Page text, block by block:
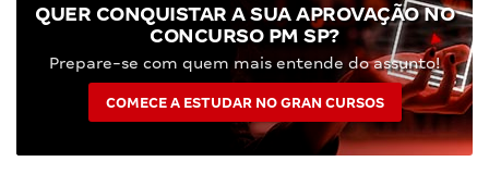
QUER CONQUISTAR A SUA APROVAÇÃO NO
CONCURSO PM SP?
Prepare-se com quem mais entende do assunto!
COMECE A ESTUDAR NO GRAN CURSOS